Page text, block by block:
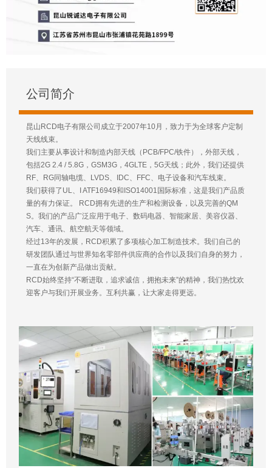
公司简介
昆山RCD电子有限公司成立于2007年10月，致力于为全球客户定制
天线线束。
我们主要从事设计和制造内部天线（PCB/FPC/铁件），外部天线，
包括2G 2.4 / 5.8G，GSM3G，4GLTE，5G天线；此外，我们还提供
RF、RG同轴电缆、LVDS、IDC、FFC、电子设备和汽车线束。
我们获得了UL、I ATF16949和ISO14001国际标准，这是我们产品质
量的有力保证。 RCD拥有先进的生产和检测设备，以及完善的QM
S。我们的产品广泛应用于电子、数码电器、智能家居、美容仪器、
汽车、通讯、航空航天等领域。
经过13年的发展，RCD积累了多项核心加工制造技术。我们自己的
研发团队通过与世界知名零部件供应商的合作以及我们自身的努力，
一直在为创新产品做出贡献。
RCD始终坚持“不断进取，追求诚信，拥抱未来”的精神，我们热忱欢
迎客户与我们开展业务。互利共赢，让大家走得更远。